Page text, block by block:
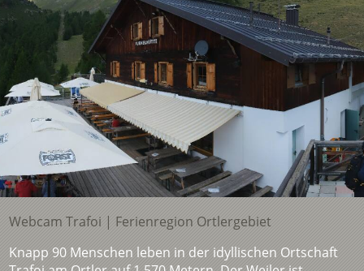
Webcam Trafoi | Ferienregion Ortlergebiet
Knapp 90 Menschen leben in der idyllischen Ortschaft